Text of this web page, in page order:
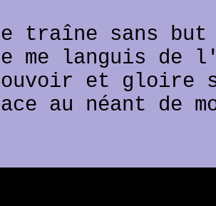
traîne sans but
me languis de
et gloire
au néant de